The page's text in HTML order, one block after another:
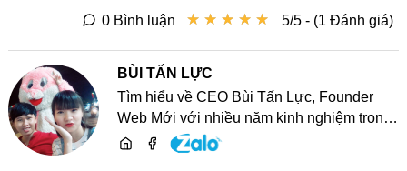
★ ★ ★ ★ ★
★ ★ ★ ★ ★ 5/5 - (1 Đánh giá)
0 Bình luận
BÙI TẤN LỰC
Tìm hiểu về CEO Bùi Tấn Lực, Founder
Web Mới với nhiều năm kinh nghiệm trong
lĩnh vực phát triển website, SEO và chia sẻ